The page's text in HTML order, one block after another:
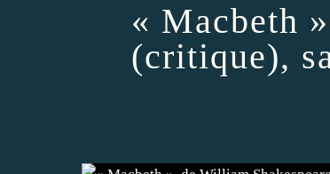
« Macbeth
(critique),